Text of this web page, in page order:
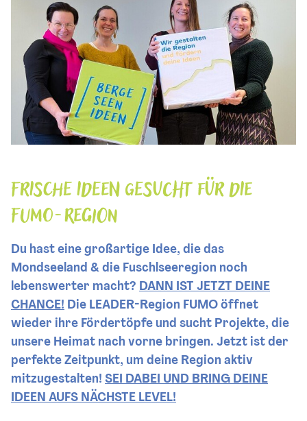
Frische Ideen gesucht für die
FUMO-Region
Du hast eine großartige Idee, die das
Mondseeland & die Fuschlseeregion noch
lebenswerter macht? DANN IST JETZT DEINE
CHANCE! Die LEADER-Region FUMO öffnet
wieder ihre Fördertöpfe und sucht Projekte, die
unsere Heimat nach vorne bringen. Jetzt ist der
perfekte Zeitpunkt, um deine Region aktiv
mitzugestalten! SEI DABEI UND BRING DEINE
IDEEN AUFS NÄCHSTE LEVEL!